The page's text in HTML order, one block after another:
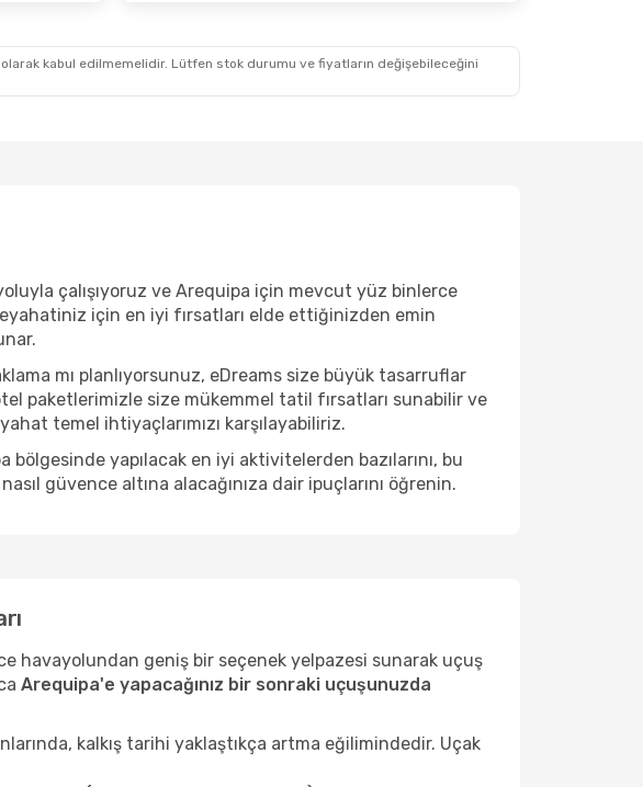
kabul edilmemelidir. Lütfen stok durumu ve fiyatların değişebileceğini
çalışıyoruz ve Arequipa için mevcut yüz binlerce
için en iyi fırsatları elde ettiğinizden emin
mı planlıyorsunuz, eDreams size büyük tasarruflar
paketlerimizle size mükemmel tatil fırsatları sunabilir ve
temel ihtiyaçlarımızı karşılayabiliriz.
yapılacak en iyi aktivitelerden bazılarını, bu
güvence altına alacağınıza dair ipuçlarını öğrenin.
havayolundan geniş bir seçenek yelpazesi sunarak uçuş
Arequipa'e yapacağınız bir sonraki uçuşunuzda
kalkış tarihi yaklaştıkça artma eğilimindedir. Uçak